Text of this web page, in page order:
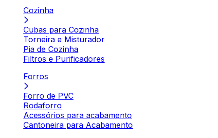
Cozinha
Cubas para Cozinha
Torneira e Misturador
Pia de Cozinha
Filtros e Purificadores
Forros
Forro de PVC
Rodaforro
Acessórios para acabamento
Cantoneira para Acabamento